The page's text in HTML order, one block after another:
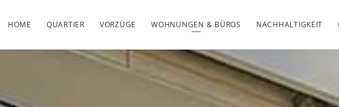
HOME QUARTIER VORZÜGE WOHNUNGEN & BÜROS NACHHALTIGKEIT